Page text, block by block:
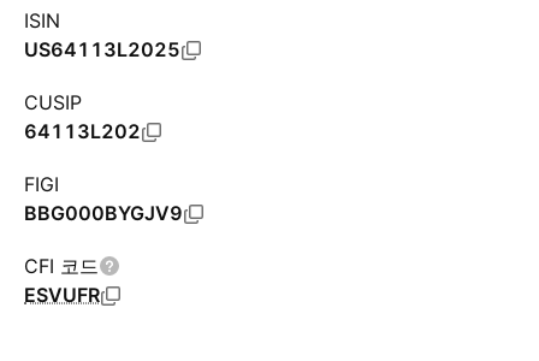
ISIN
US64113L2025
CUSIP
64113L202
FIGI
BBG000BYGJV9
CFI 코드
ESVUFR